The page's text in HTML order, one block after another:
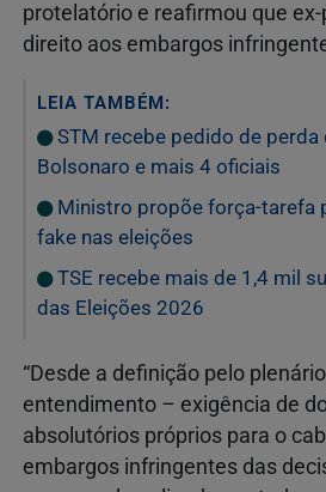
protelatório e reafirmou que
direito aos embargos
LEIA TAMBÉM:
STM recebe pedido de perda
Bolsonaro e mais 4 oficiais
Ministro propõe força-tarefa
fake nas eleições
TSE recebe mais de 1,4 mil
das Eleições 2026
“Desde a definição pelo
entendimento – exigência de
absolutórios próprios para o
embargos infringentes das